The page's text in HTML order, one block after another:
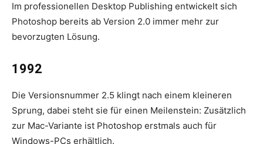
Im professionellen Desktop Publishing entwickelt sich
Photoshop bereits ab Version 2.0 immer mehr zur
bevorzugten Lösung.
1992
Die Versionsnummer 2.5 klingt nach einem kleineren
Sprung, dabei steht sie für einen Meilenstein: Zusätzlich
zur Mac-Variante ist Photoshop erstmals auch für
Windows-PCs erhältlich.